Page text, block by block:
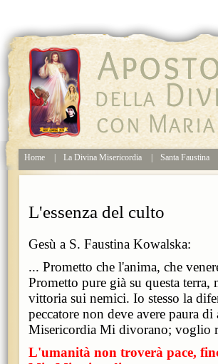
Home La Divina Misericordia Santa Faustina
L'essenza del culto
Gesù a S. Faustina Kowalska:
... Prometto che l'anima, che
Prometto pure già su questa
vittoria sui nemici. Io stesso la
peccatore non deve avere paura
Misericordia Mi divorano; voglio
L'umanità non troverà pace,